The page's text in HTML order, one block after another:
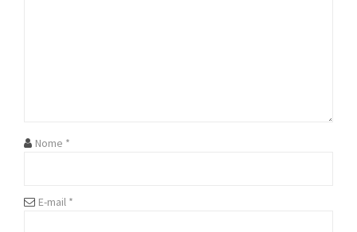
nNome *
E-mail *